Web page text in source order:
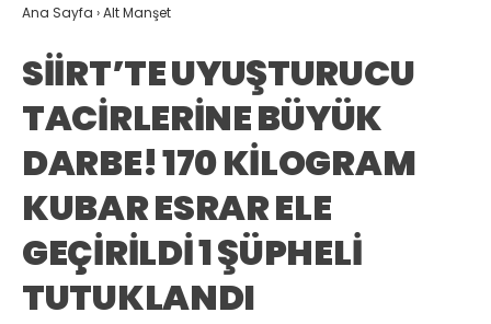
Ana Sayfa ›Alt Manşet
SİİRT’TE UYUŞTURUCU
TACİRLERİNE BÜYÜK
DARBE! 170 KİLOGRAM
KUBAR ESRAR ELE
GEÇİRİLDİ 1 ŞÜPHELİ
TUTUKLANDI